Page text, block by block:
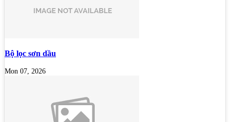
Bộ lọc sơn dầu
Mon 07, 2026